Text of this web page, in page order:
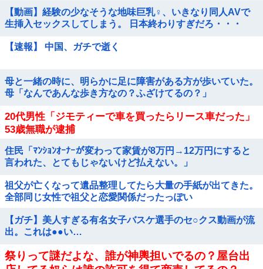
【動画】経験の少なそうな地味巨乳♀、いきなり同人AVで
生挿入セックスしてしまう。 日本終わりすぎだろ・・・
【速報】 中国、ガチで逝く
母と一緒の時に、明らかに足に障害がある方が歩いていた。
母「なんであんな歩き方なの？ふざけてるの？」
20代男性「ジモティーで車を買ったらリース車だった」
53歳無職が逮捕
住民「ﾏﾝｼｮﾝｵｰﾅｰが変わって家賃が8万円→12万円にすると
言われた、とてもじゃないけど払えない。」
祖父が亡くなって遺品整理してたら大量の手紙が出てきた。
全部同じ女性で祖父と恋愛関係だったっぽい
【ガチ】美人すぎる有名女子バスケ選手のセ○クス動画が流
出。これは●●い…
祭りって謎だよな、誰が神輿担いでるの？屋台出